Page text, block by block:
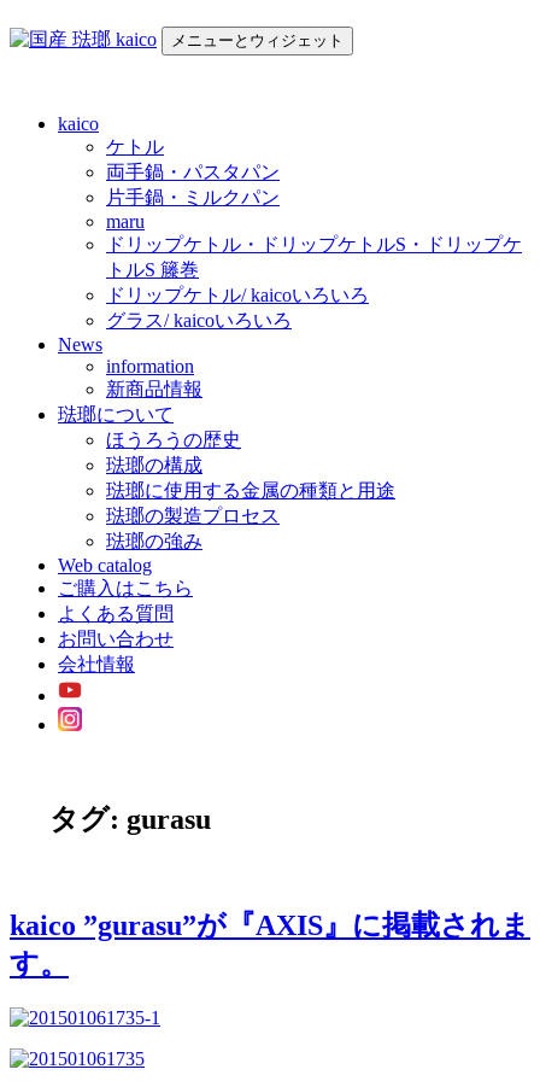
ン
メニューとウィジェット
kaico
ケトル
両手鍋・パスタパン
片手鍋・ミルクパン
maru
ドリップケトル・ドリップケトルS・ドリップケ
トルS 籐巻
ドリップケトル/ kaicoいろいろ
グラス/ kaicoいろいろ
News
information
新商品情報
琺瑯について
ほうろうの歴史
琺瑯の構成
琺瑯に使用する金属の種類と用途
琺瑯の製造プロセス
琺瑯の強み
Web catalog
ご購入はこちら
よくある質問
お問い合わせ
会社情報
タグ: gurasu
kaico ”gurasu”が『AXIS』に掲載されま
す。